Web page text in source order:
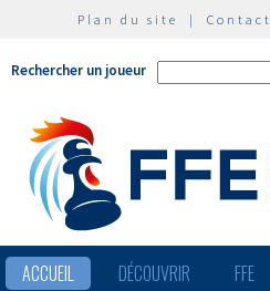
Plan du site | Contact
Rechercher un joueur
ACCUEIL DÉCOUVRIR FFE